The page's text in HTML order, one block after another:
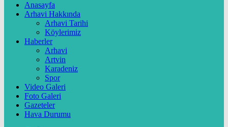
Anasayfa
Arhavi Hakkında
Arhavi Tarihi
Köylerimiz
Haberler
Arhavi
Artvin
Karadeniz
Spor
Video Galeri
Foto Galeri
Gazeteler
Hava Durumu